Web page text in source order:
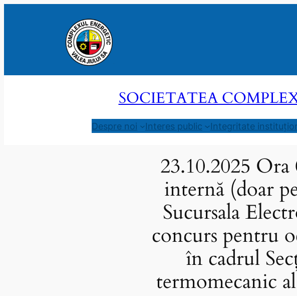
SOCIETATEA
Despre noi Interes public Integritate
23.10.2025
internă (doar
Sucursala
concurs pentru
în cadrul
termomecanic